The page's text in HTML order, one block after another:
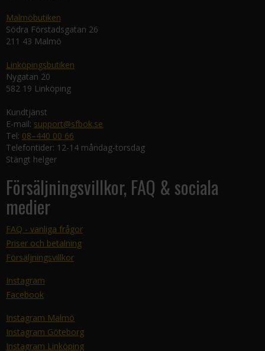
Malmöbutiken
Södra Förstadsgatan 26
211 43 Malmö
Linköpingsbutiken
Nygatan 20
582 19 Linköping
Kundtjänst
E-mail: support@sfbok.se
Tel: 08–440 00 66
Telefontider: 12-14 måndag-torsdag
Stängt helger
Försäljningsvillkor, FAQ & sociala
medier
FAQ - vanliga frågor
Priser och betalning
Försäljningsvillkor
Instagram
Facebook
Instagram Malmö
Instagram Göteborg
Instagram Linköping